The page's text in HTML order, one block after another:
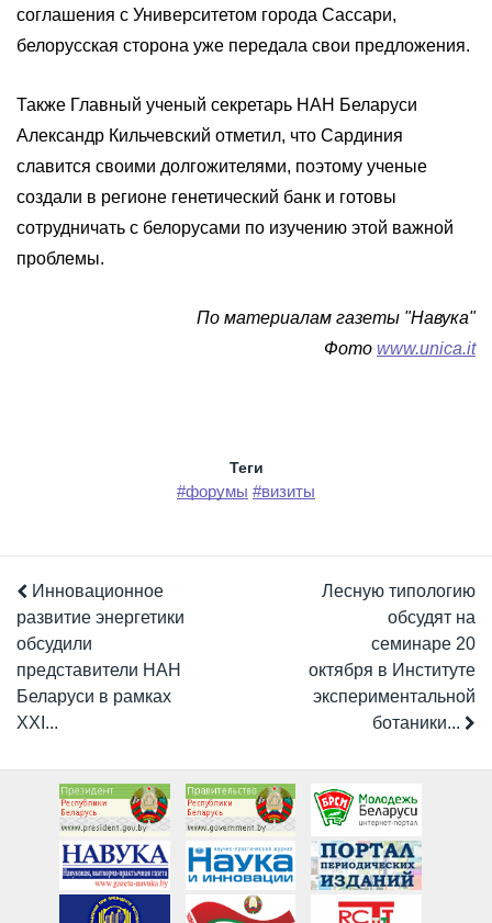
соглашения с Университетом города Сассари,
белорусская сторона уже передала свои предложения.
Также Главный ученый секретарь НАН Беларуси
Александр Кильчевский отметил, что Сардиния
славится своими долгожителями, поэтому ученые
создали в регионе генетический банк и готовы
сотрудничать с белорусами по изучению этой важной
проблемы.
По материалам газеты "Навука"
Фото www.unica.it
Теги
#форумы #визиты
Инновационное
развитие энергетики
обсудили
представители НАН
Беларуси в рамках
XXI...
Лесную типологию
обсудят на
семинаре 20
октября в Институте
экспериментальной
ботаники...